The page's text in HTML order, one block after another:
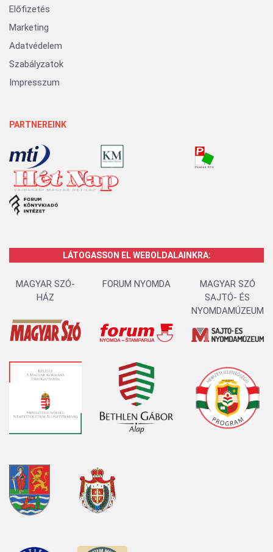
Előfizetés
Marketing
Adatvédelem
Szabályzatok
Impresszum
PARTNEREINK
LÁTOGASSON EL WEBOLDALAINKRA:
MAGYAR SZÓ-
HÁZ
FORUM NYOMDA
MAGYAR SZÓ
SAJTÓ- ÉS
NYOMDAMÚZEUM